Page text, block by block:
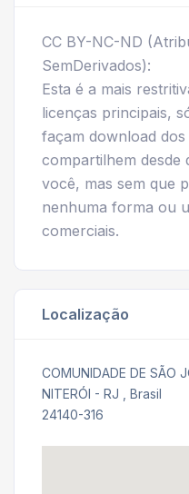
CC BY-NC-ND
SemDerivados):
Esta é a mais
licenças principais,
façam download
compartilhem desde
você, mas sem que
nenhuma forma ou
comerciais.
Localização
COMUNIDADE DE SÃO
NITERÓI - RJ , Brasil
24140-316